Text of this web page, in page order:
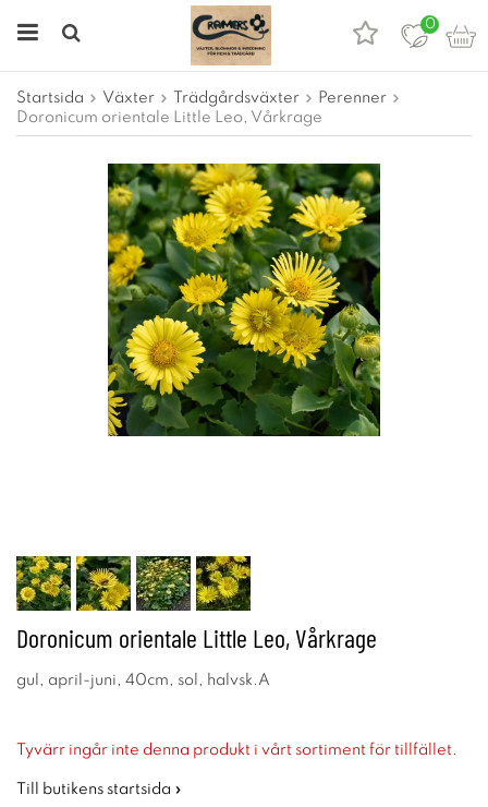
0
Startsida Växter Trädgårdsväxter
Perenner
Doronicum orientale Little Leo, Vårkrage
Doronicum orientale Little Leo, Vårkrage
gul, april-juni, 40cm, sol, halvsk.A
Tyvärr ingår inte denna produkt i vårt sortiment för tillfället.
Till butikens startsida »